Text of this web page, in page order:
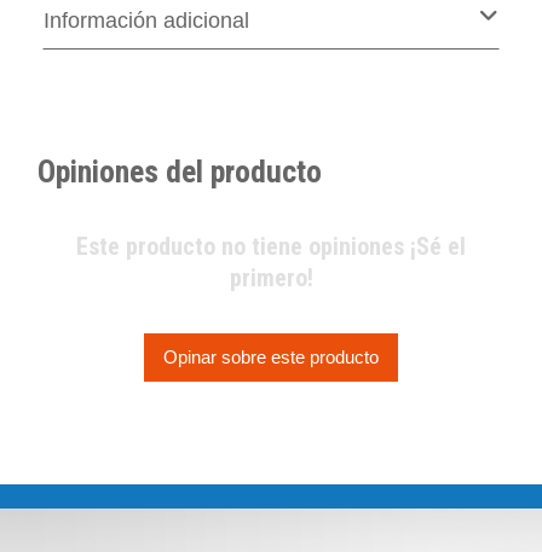
Información adicional
Opiniones del producto
Este producto no tiene opiniones ¡Sé el
primero!
Opinar sobre este producto